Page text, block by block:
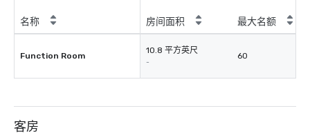
名称 房间面积 最大名额
Function Room
10.8 平方英尺
-
60
客房